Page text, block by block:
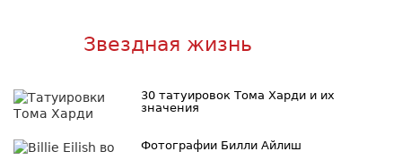
Звездная жизнь
30 татуировок Тома Харди и их
значения
Фотографии Билли Айлиш